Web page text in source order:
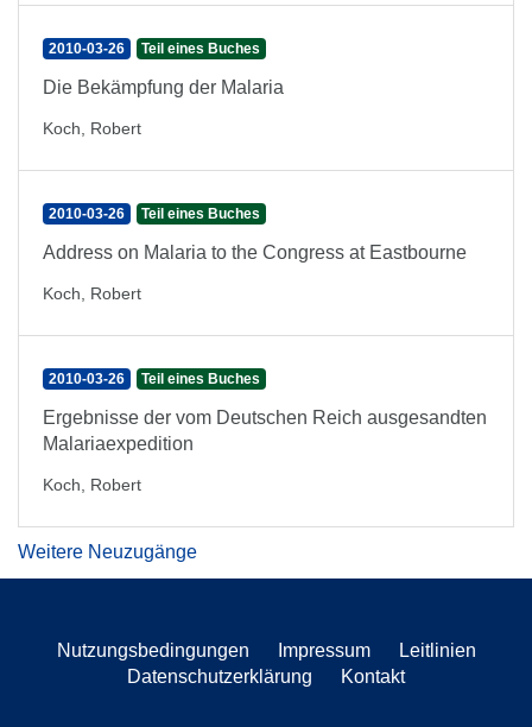
2010-03-26 Teil eines Buches
Die Bekämpfung der Malaria
Koch, Robert
2010-03-26 Teil eines Buches
Address on Malaria to the Congress at Eastbourne
Koch, Robert
2010-03-26 Teil eines Buches
Ergebnisse der vom Deutschen Reich ausgesandten
Malariaexpedition
Koch, Robert
Weitere Neuzugänge
Nutzungsbedingungen Impressum
Leitlinien
Datenschutzerklärung
Kontakt